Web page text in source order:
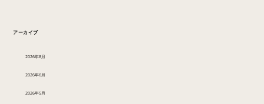
アーカイブ
2026年8月
2026年6月
2026年5月